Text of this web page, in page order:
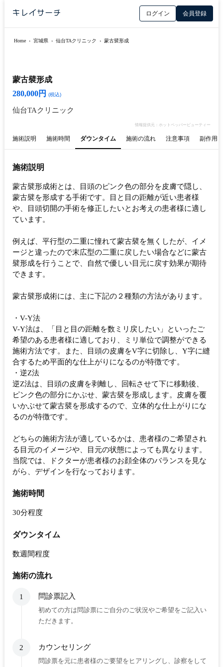
ログイン 会員登録
Home › 宮城県 › 仙台TAクリニック › 蒙古襞形成
蒙古襞形成
280,000円
(税込)
仙台TAクリニック
情報提供元：ホットペッパービューティー
施術説明 施術時間 ダウンタイム 施術の流れ 注意事項 副作用
施術説明
蒙古襞形成術とは、目頭のピンク色の部分を皮膚で隠し、
蒙古襞を形成する手術です。目と目の距離が近い患者様
や、目頭切開の手術を修正したいとお考えの患者様に適し
ています。
例えば、平行型の二重に憧れて蒙古襞を無くしたが、イメ
ージと違ったので末広型の二重に戻したい場合などに蒙古
襞形成を行うことで、自然で優しい目元に戻す効果が期待
できます。
蒙古襞形成術には、主に下記の２種類の方法があります。
・V-Y法
V-Y法は、「目と目の距離を数ミリ戻したい」といったご
希望のある患者様に適しており、ミリ単位で調整ができる
施術方法です。また、目頭の皮膚をV字に切除し、Y字に縫
合するため平面的な仕上がりになるのが特徴です。
・逆Z法
逆Z法は、目頭の皮膚を剥離し、回転させて下に移動後、
ピンク色の部分にかぶせ、蒙古襞を形成します。皮膚を覆
いかぶせて蒙古襞を形成するので、立体的な仕上がりにな
るのが特徴です。
どちらの施術方法が適しているかは、患者様のご希望され
る目元のイメージや、目元の状態によっても異なります。
当院では、ドクターが患者様のお顔全体のバランスを見な
がら、デザインを行なっております。
施術時間
30分程度
ダウンタイム
数週間程度
施術の流れ
1 問診票記入
初めての方は問診票にご自分のご状況やご希望をご記入い
ただきます。
2 カウンセリング
問診票を元に患者様のご要望をヒアリングし、診察をして